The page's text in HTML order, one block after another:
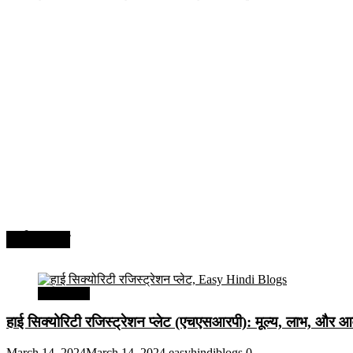
हाई सिक्योरिटी रजिस्ट्रेशन प्लेट (एचएसआरपी): मूल्य, लाभ,